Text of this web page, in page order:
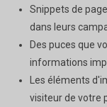
Snippets de
dans leurs
Des puces que
informations
Les éléments
visiteur de votre